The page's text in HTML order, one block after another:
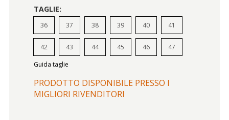
TAGLIE:
36 37 38 39 40 41
42 43 44 45 46 47
Guida taglie
PRODOTTO DISPONIBILE PRESSO I
MIGLIORI RIVENDITORI